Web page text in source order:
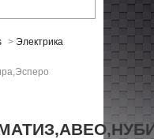
> Электрика